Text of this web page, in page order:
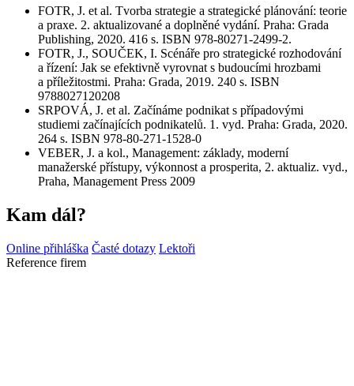
FOTR, J. et al. Tvorba strategie a strategické plánování: teorie
a praxe. 2. aktualizované a doplněné vydání. Praha: Grada
Publishing, 2020. 416 s. ISBN 978-80271-2499-2.
FOTR, J., SOUČEK, I. Scénáře pro strategické rozhodování
a řízení: Jak se efektivně vyrovnat s budoucími hrozbami
a příležitostmi. Praha: Grada, 2019. 240 s. ISBN
9788027120208
SRPOVÁ, J. et al. Začínáme podnikat s případovými
studiemi začínajících podnikatelů. 1. vyd. Praha: Grada, 2020.
264 s. ISBN 978-80-271-1528-0
VEBER, J. a kol., Management: základy, moderní
manažerské přístupy, výkonnost a prosperita, 2. aktualiz. vyd.,
Praha, Management Press 2009
Kam dál?
Online přihláška Časté dotazy Lektoři
Reference firem